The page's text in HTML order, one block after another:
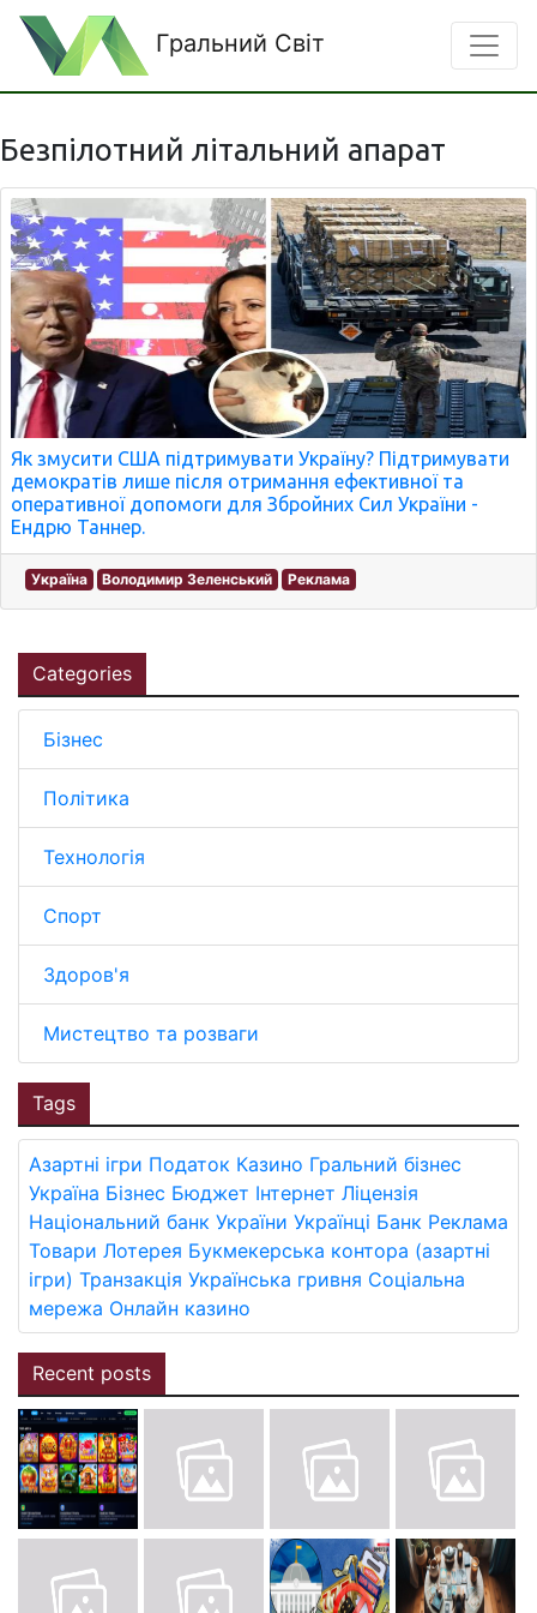
Гральний Світ
Безпілотний літальний апарат
Як змусити США підтримувати Україну? Підтримувати
демократів лише після отримання ефективної та
оперативної допомоги для Збройних Сил України -
Ендрю Таннер.
Україна Володимир Зеленський Реклама
Categories
Бізнес
Політика
Технологія
Спорт
Здоров'я
Мистецтво та розваги
Tags
Азартні ігри Податок Казино Гральний бізнес
Україна Бізнес Бюджет Інтернет Ліцензія
Національний банк України Українці Банк Реклама
Товари Лотерея Букмекерська контора (азартні
ігри) Транзакція Українська гривня Соціальна
мережа Онлайн казино
Recent posts